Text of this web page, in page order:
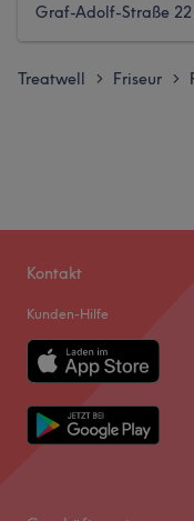
Graf-Adolf-Straße
Treatwell > Friseur >
Kontakt
Kunden-Hilfe